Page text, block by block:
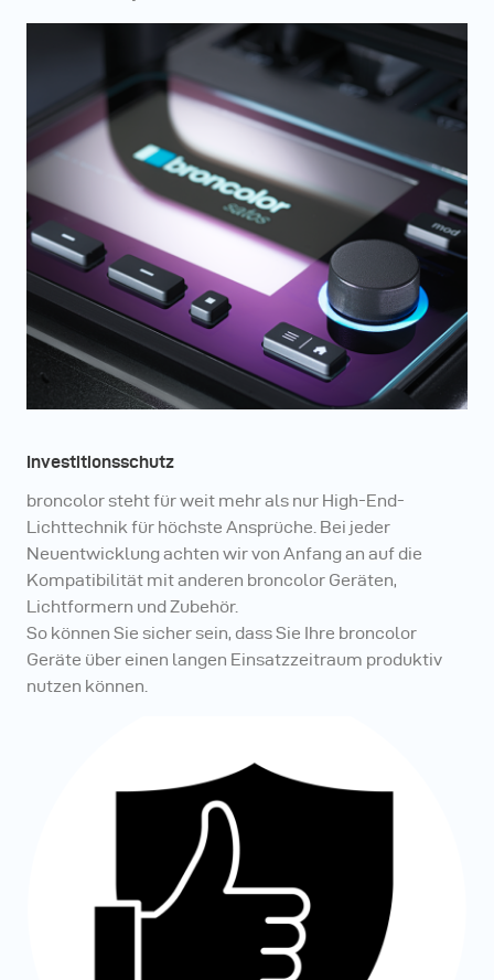
Investitionsschutz
broncolor steht für weit mehr als nur High-End-
Lichttechnik für höchste Ansprüche. Bei jeder
Neuentwicklung achten wir von Anfang an auf die
Kompatibilität mit anderen broncolor Geräten,
Lichtformern und Zubehör.
So können Sie sicher sein, dass Sie Ihre broncolor
Geräte über einen langen Einsatzzeitraum produktiv
nutzen können.